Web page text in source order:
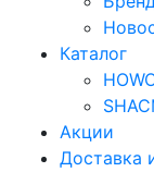
Каталог
Акции
Доставка